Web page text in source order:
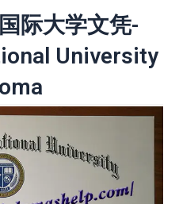
际大学文凭-
University